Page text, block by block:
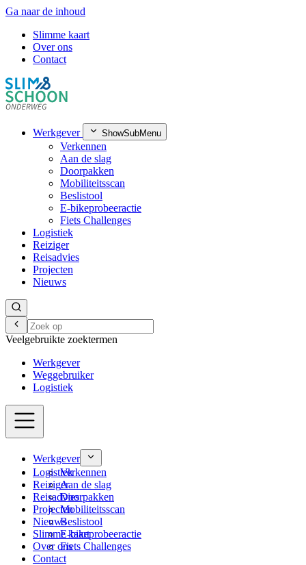
Ga naar de inhoud
Slimme kaart
Over ons
Contact
Werkgever ShowSubMenu
Verkennen
Aan de slag
Doorpakken
Mobiliteitsscan
Beslistool
E-bikeprobeeractie
Fiets Challenges
Logistiek
Reiziger
Reisadvies
Projecten
Nieuws
Veelgebruikte zoektermen
Werkgever
Weggebruiker
Logistiek
Werkgever
Verkennen
Aan de slag
Doorpakken
Mobiliteitsscan
Beslistool
E-bikeprobeeractie
Fiets Challenges
Logistiek
Reiziger
Reisadvies
Projecten
Nieuws
Slimme kaart
Over ons
Contact